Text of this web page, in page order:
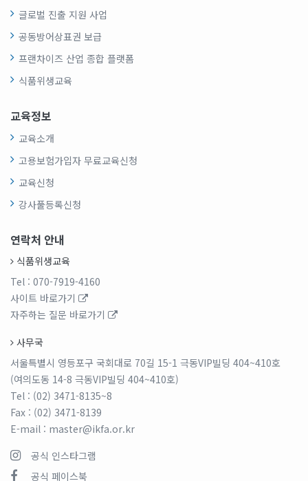
글로벌 진출 지원 사업
공동방어상표권 보급
프랜차이즈 산업 종합 플랫폼
식품위생교육
교육정보
교육소개
고용보험가입자 무료교육신청
교육신청
강사풀등록신청
연락처 안내
식품위생교육
Tel : 070-7919-4160
사이트 바로가기
자주하는 질문 바로가기
사무국
서울특별시 영등포구 국회대로 70길 15-1 극동VIP빌딩 404~410호
(여의도동 14-8 극동VIP빌딩 404~410호)
Tel : (02) 3471-8135~8
Fax : (02) 3471-8139
E-mail : master@ikfa.or.kr
공식 인스타그램
공식 페이스북